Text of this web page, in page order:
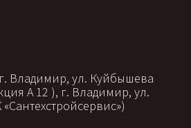
г. Владимир, ул. Куйбышева
А 12 ), г. Владимир, ул.